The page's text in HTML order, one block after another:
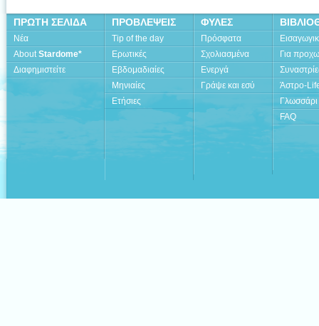
ΠΡΩΤΗ ΣΕΛΙΔΑ
Νέα
AboutStardome*
Διαφημιστείτε
ΠΡΟΒΛΕΨΕΙΣ
Tip of the day
Ερωτικές
Εβδομαδιαίες
Μηνιαίες
Ετήσιες
ΦΥΛΕΣ
Πρόσφατα
Σχολιασμένα
Ενεργά
Γράψε και εσύ
Για
Άστρο-
Γλωσσάρι
FAQ